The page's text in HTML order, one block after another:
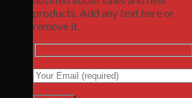
products. Add any text here or
remove it.